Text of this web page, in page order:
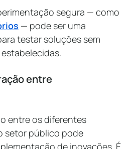
segura — como
— pode ser uma
testar soluções sem
entre
entre os diferentes
setor público pode
de inovações. É